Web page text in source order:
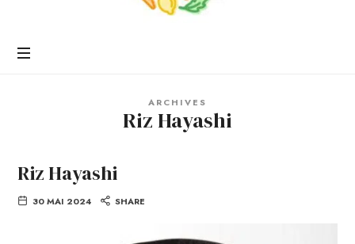
ARCHIVES
Riz Hayashi
Riz Hayashi
30 MAI 2024 SHARE